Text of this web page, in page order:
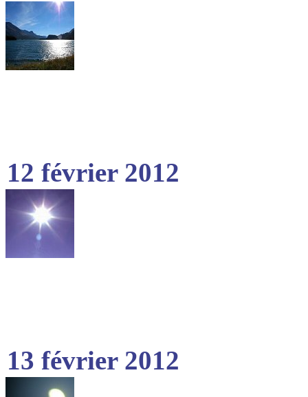
12 février 2012
13 février 2012